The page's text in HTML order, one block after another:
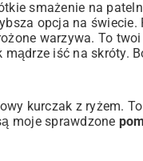
smażenie na
opcja na świecie.
warzywa. To twoi
iść na skróty.
kurczak z ryżem. To
moje sprawdzone